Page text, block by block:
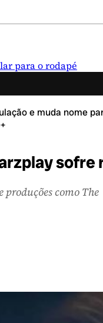
para o rodapé
e muda nome
sofre
produções como The